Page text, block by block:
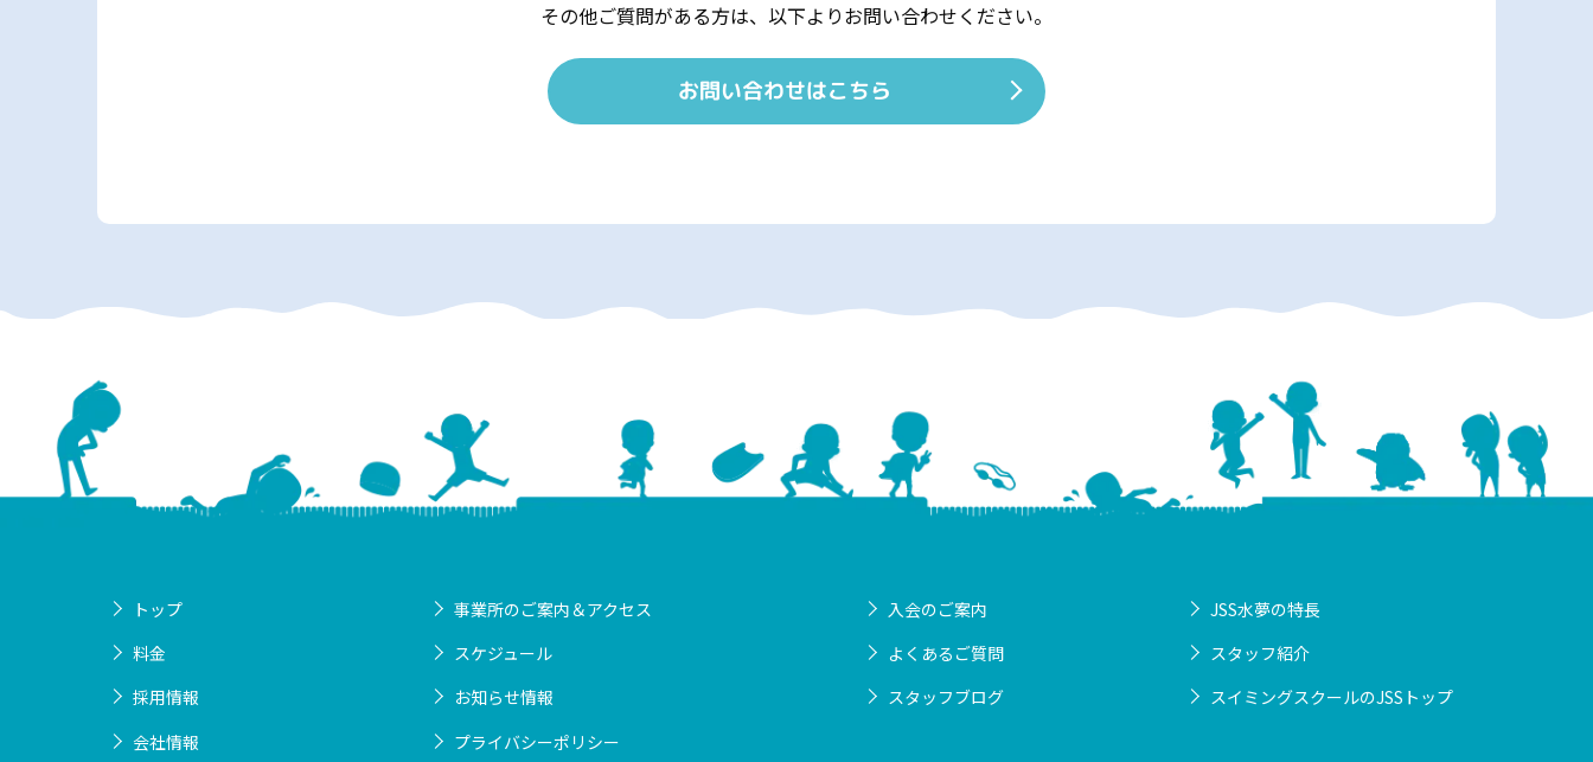
その他ご質問がある方は、 以下よりお問い合わせください。
お問い合わせはこちら
トップ 事業所のご案内＆アクセス 入会のご案内
JSS水夢の特長
料金
スケジュール よくあるご質問
スタッフ紹介
採用情報
お知らせ情報 スタッフブログ
スイミングスクールのJSSトップ
会社情報
プライバシーポリシー